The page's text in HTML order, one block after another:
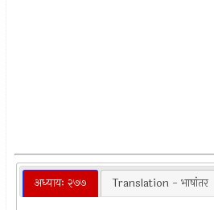
अध्यायः २७७ Translation - भाषांतर